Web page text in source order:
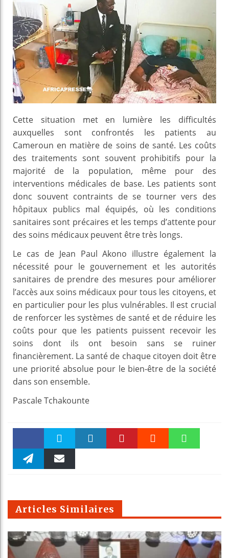
Cette situation met en lumière les difficultés
auxquelles sont confrontés les patients au
Cameroun en matière de soins de santé. Les coûts
des traitements sont souvent prohibitifs pour la
majorité de la population, même pour des
interventions médicales de base. Les patients sont
donc souvent contraints de se tourner vers des
hôpitaux publics mal équipés, où les conditions
sanitaires sont précaires et les temps d’attente pour
des soins médicaux peuvent être très longs.
Le cas de Jean Paul Akono illustre également la
nécessité pour le gouvernement et les autorités
sanitaires de prendre des mesures pour améliorer
l’accès aux soins médicaux pour tous les citoyens, et
en particulier pour les plus vulnérables. Il est crucial
de renforcer les systèmes de santé et de réduire les
coûts pour que les patients puissent recevoir les
soins dont ils ont besoin sans se ruiner
financièrement. La santé de chaque citoyen doit être
une priorité absolue pour le bien-être de la société
dans son ensemble.
Pascale Tchakounte
Faceboo Twitter
m
Articles Similaires